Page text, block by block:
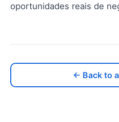
oportunidades reais de
← Back to